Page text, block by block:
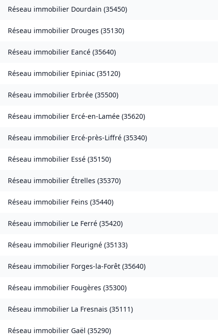
Réseau immobilier Dourdain (35450)
Réseau immobilier Drouges (35130)
Réseau immobilier Eancé (35640)
Réseau immobilier Epiniac (35120)
Réseau immobilier Erbrée (35500)
Réseau immobilier Ercé-en-Lamée (35620)
Réseau immobilier Ercé-près-Liffré (35340)
Réseau immobilier Essé (35150)
Réseau immobilier Étrelles (35370)
Réseau immobilier Feins (35440)
Réseau immobilier Le Ferré (35420)
Réseau immobilier Fleurigné (35133)
Réseau immobilier Forges-la-Forêt (35640)
Réseau immobilier Fougères (35300)
Réseau immobilier La Fresnais (35111)
Réseau immobilier Gaël (35290)